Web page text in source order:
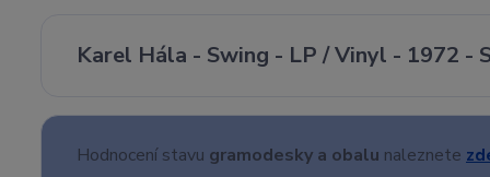
Karel Hála - Swing - LP / Vinyl - 1972 -
Hodnocení stavu gramodesky a obalu naleznete